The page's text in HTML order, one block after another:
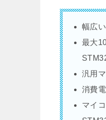
幅広
最大
汎用
消費
マイ